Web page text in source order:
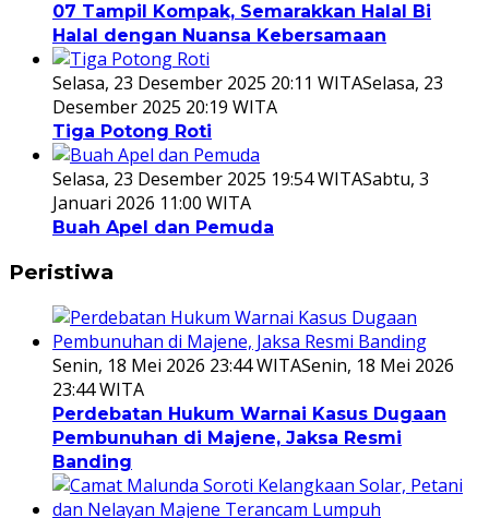
07 Tampil Kompak, Semarakkan Halal Bi
Halal dengan Nuansa Kebersamaan
Selasa, 23 Desember 2025 20:11 WITASelasa, 23
Desember 2025 20:19 WITA
Tiga Potong Roti
Selasa, 23 Desember 2025 19:54 WITASabtu, 3
Januari 2026 11:00 WITA
Buah Apel dan Pemuda
Peristiwa
Senin, 18 Mei 2026 23:44 WITASenin, 18 Mei 2026
23:44 WITA
Perdebatan Hukum Warnai Kasus Dugaan
Pembunuhan di Majene, Jaksa Resmi
Banding